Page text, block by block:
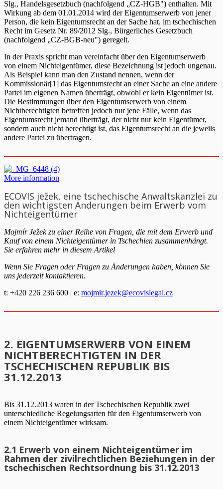
Slg., Handelsgesetzbuch (nachfolgend „CZ-HGB") enthalten. Mit
Wirkung ab dem 01.01.2014 wird der Eigentumserwerb von jener
Person, die kein Eigentumsrecht an der Sache hat, im tschechischen
Recht im Gesetz Nr. 89/2012 Slg., Bürgerliches Gesetzbuch
(nachfolgend „CZ-BGB-neu") geregelt.
In der Praxis spricht man vereinfacht über den Eigentumserwerb
von einem Nichteigentümer, diese Bezeichnung ist jedoch ungenau.
Als Beispiel kann man den Zustand nennen, wenn der
Kommissionär[1] das Eigentumsrecht an einer Sache an eine andere
Partei im eigenen Namen überträgt, obwohl er kein Eigentümer ist.
Die Bestimmungen über den Eigentumserwerb von einem
Nichtberechtigten betreffen jedoch nur jene Fälle, wenn das
Eigentumsrecht jemand überträgt, der nicht nur kein Eigentümer,
sondern auch nicht berechtigt ist, das Eigentumsrecht an die jeweils
andere Partei zu übertragen.
More information
ECOVIS ježek, eine tschechische Anwaltskanzlei zu
den wichtigsten Änderungen beim Erwerb vom
Nichteigentümer
Mojmír Ježek zu einer Reihe von Fragen, die mit dem Erwerb und
Kauf von einem Nichteigentümer in Tschechien zusammenhängt.
Sie erfahren mehr in diesem Artikel
Wenn Sie Fragen oder Fragen zu Änderungen haben, können Sie
uns jederzeit kontaktieren.
t: +420 226 236 600 | e: mojmir.jezek@ecovislegal.cz
2. EIGENTUMSERWERB VON EINEM
NICHTBERECHTIGTEN IN DER
TSCHECHISCHEN REPUBLIK BIS
31.12.2013
Bis 31.12.2013 waren in der Tschechischen Republik zwei
unterschiedliche Regelungsarten für den Eigentumserwerb von
einem Nichteigentümer wirksam.
2.1 Erwerb von einem Nichteigentümer im
Rahmen der zivilrechtlichen Beziehungen in der
tschechischen Rechtsordnung bis 31.12.2013